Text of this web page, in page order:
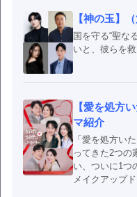
【神の玉】（
国を守る“聖な
いと、彼らを
【愛を処方
マ紹介
「愛を処方い
ってきた2つの
い、ついに1つ
メイクアップド